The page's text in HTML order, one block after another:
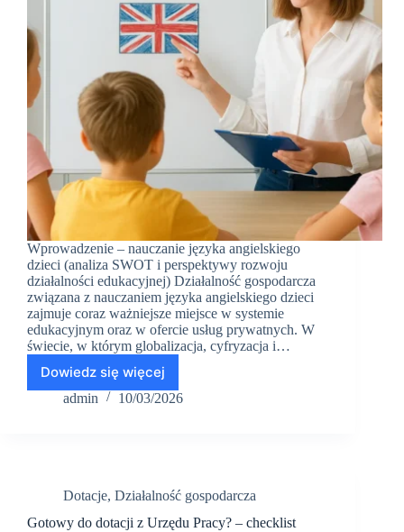
Wprowadzenie – nauczanie języka angielskiego
dzieci (analiza SWOT i perspektywy rozwoju
działalności edukacyjnej) Działalność gospodarcza
związana z nauczaniem języka angielskiego dzieci
zajmuje coraz ważniejsze miejsce w systemie
edukacyjnym oraz w ofercie usług prywatnych. W
świecie, w którym globalizacja, cyfryzacja i…
Dowiedz się więcej
Przykładowa
analiza
PKD
85
admin 10/03/2026
Dotacje, Działalność gospodarcza
Gotowy do dotacji z Urzędu Pracy? – checklist